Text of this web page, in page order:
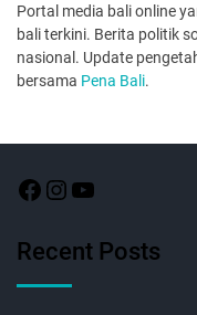
Portal media bali online
bali terkini. Berita politik
nasional. Update
bersama Pena Bali.
Recent Posts